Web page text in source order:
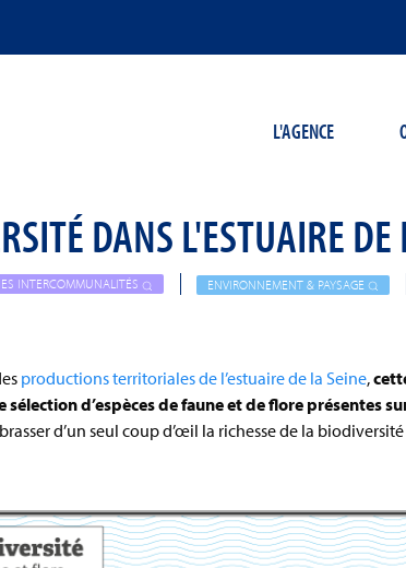
L'AGENCE
DANS L'ESTUAIRE DE
INTERCOMMUNALITÉS ENVIRONNEMENT & PAYSAGE
productions territoriales de l’estuaire de la Seine,
sélection d’espèces de faune et de flore présentes
d’un seul coup d’œil la richesse de la